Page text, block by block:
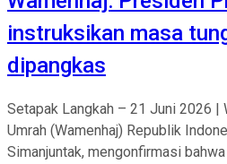
instruksikan masa
dipangkas
Setapak Langkah – 21 Juni 2026 |
Umrah (Wamenhaj) Republik
Simanjuntak, mengonfirmasi